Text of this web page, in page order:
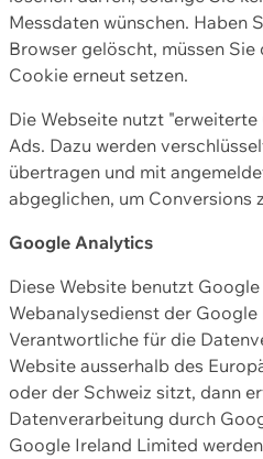
Messdaten wünschen. Haben
Browser gelöscht, müssen
Cookie erneut setzen.
Die Webseite nutzt
Ads. Dazu werden
übertragen und mit
abgeglichen, um Conversions
Google Analytics
Diese Website benutzt
Webanalysedienst der
Verantwortliche für die
Website ausserhalb des
oder der Schweiz sitzt, dann
Datenverarbeitung durch
Google Ireland Limited